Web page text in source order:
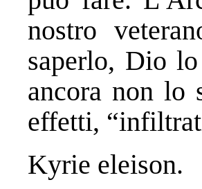
nostro
saperlo, Dio
ancora non lo
effetti,
Kyrie eleison.